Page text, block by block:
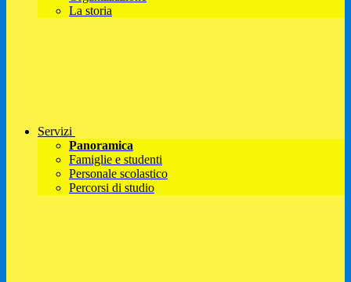
La storia
Servizi
Panoramica
Famiglie e studenti
Personale scolastico
Percorsi di studio